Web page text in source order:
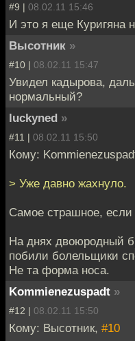
#9 | 08.02.11 15:46
И это я еще Куригяна
Высотник »
#10 | 08.02.11 15:47
Увидел кадырова,
нормальный?
luckyned »
#11 | 08.02.11 15:50
Кому:
> Уже давно жахнуло.
Самое страшное, если
На днях двоюродный
побили болельщики
Не та форма носа.
Kommienezuspadt »
#12 | 08.02.11 15:50
Кому: Высотник, #10